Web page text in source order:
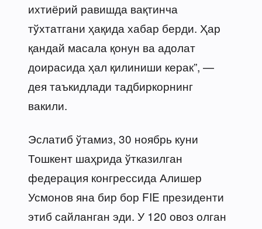
ихтиёрий равишда вақтинча
тўхтатгани ҳақида хабар берди. Ҳар
қандай масала қонун ва адолат
доирасида ҳал қилиниши керак”, —
дея таъкидлади тадбиркорнинг
вакили.
Эслатиб ўтамиз, 30 ноябрь куни
Тошкент шаҳрида ўтказилган
федерация конгрессида Алишер
Усмонов яна бир бор FIE президенти
этиб сайланган эди. У 120 овоз олган